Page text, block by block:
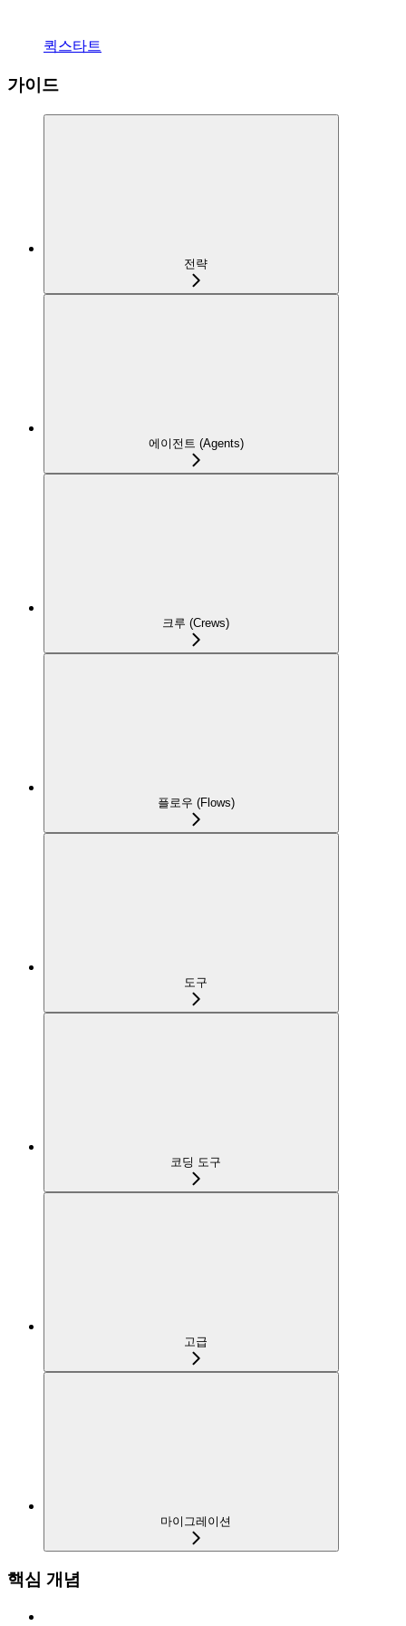
퀵스타트
가이드
전략
에이전트 (Agents)
크루 (Crews)
플로우 (Flows)
도구
코딩 도구
고급
마이그레이션
핵심 개념